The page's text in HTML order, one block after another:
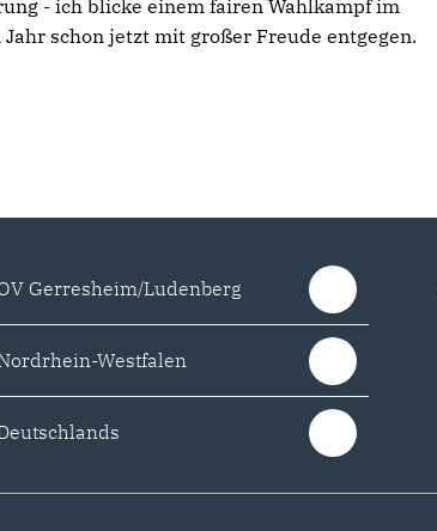
- ich blicke einem fairen Wahlkampf im
Jahr schon jetzt mit großer Freude entgegen.
Gerresheim/Ludenberg
Westfalen